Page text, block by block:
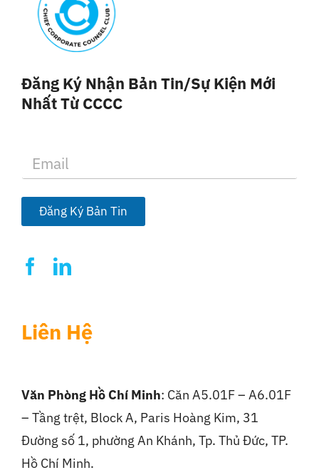
Đăng Ký Nhận Bản Tin/sự Kiện Mới
Nhất Từ CCCC
a
i
*
Đăng Ký Bản Tin
Liên Hệ
Văn Phòng Hồ Chí Minh: Căn A5.01F – A6.01F
– Tầng trệt, Block A, Paris Hoàng Kim, 31
Đường số 1, phường An Khánh, Tp. Thủ Đức, TP.
Hồ Chí Minh.